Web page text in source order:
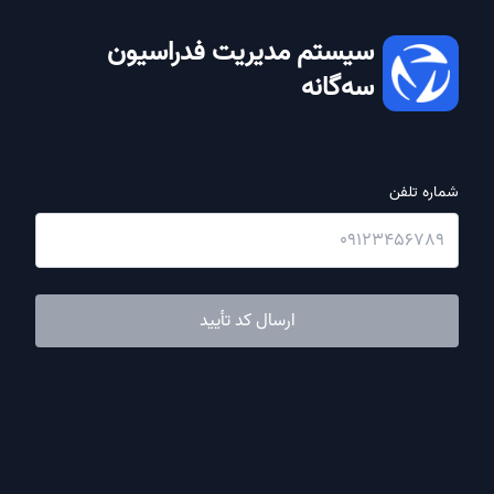
سیستم مدیریت فدراسیون
سه‌گانه
شماره تلفن
ارسال کد تأیید